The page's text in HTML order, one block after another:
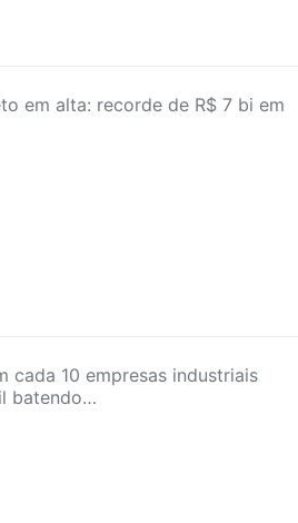
em alta: recorde de R$ 7 bi em
cada 10 empresas industriais
batendo…